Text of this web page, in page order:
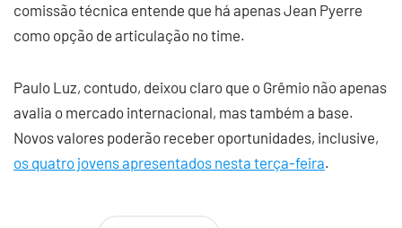
comissão técnica entende que há apenas Jean Pyerre
como opção de articulação no time.
Paulo Luz, contudo, deixou claro que o Grêmio não apenas
avalia o mercado internacional, mas também a base.
Novos valores poderão receber oportunidades, inclusive,
os quatro jovens apresentados nesta terça-feira.